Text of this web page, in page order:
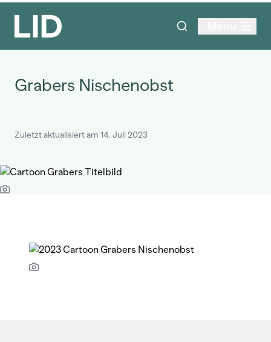
Grabers Nischenobst
Zuletzt aktualisiert am 14. Juli 2023